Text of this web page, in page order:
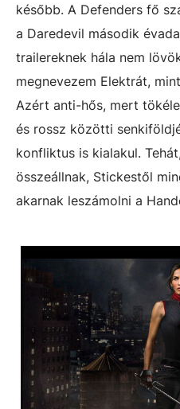
később. A Defenders fő
a Daredevil második
trailereknek hála nem
megnevezem Elektrát,
Azért anti-hős, mert
és rossz közötti
konfliktus is kialakul.
összeállnak, Stickestől
akarnak leszámolni a